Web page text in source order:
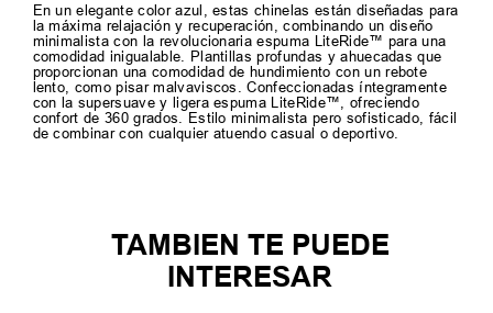
En un elegante color azul, estas chinelas están diseñadas para
la máxima relajación y recuperación, combinando un diseño
minimalista con la revolucionaria espuma LiteRide™ para una
comodidad inigualable. Plantillas profundas y ahuecadas que
proporcionan una comodidad de hundimiento con un rebote
lento, como pisar malvaviscos. Confeccionadas íntegramente
con la supersuave y ligera espuma LiteRide™, ofreciendo
confort de 360 grados. Estilo minimalista pero sofisticado, fácil
de combinar con cualquier atuendo casual o deportivo.
TAMBIEN TE PUEDE
INTERESAR